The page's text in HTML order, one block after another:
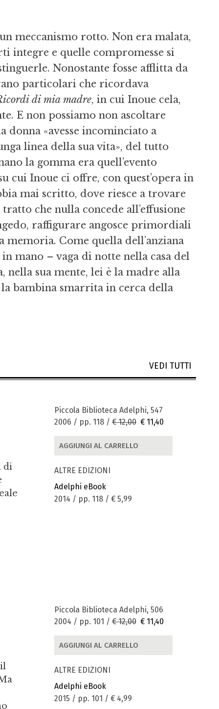
meccanismo rotto. Non era malata,
integre e quelle compromesse si
Nonostante fosse afflitta da
particolari che ricordava
di mia madre, in cui Inoue cela,
E non possiamo non ascoltare
donna «avesse incominciato a
linea della sua vita», del tutto
la gomma era quell’evento
cui Inoue ci offre, con quest’opera in
mai scritto, dove riesce a trovare
che nulla concede all’effusione
raffigurare angosce primordiali
Come quella dell’anziana
mano – vaga di notte nella casa del
nella sua mente, lei è la madre alla
bambina smarrita in cerca della
VEDI TUTTI
di
Piccola Biblioteca Adelphi, 547
2006 / pp. 118 / € 12,00 € 11,40
AGGIUNGI AL CARRELLO
ALTRE EDIZIONI
Adelphi eBook
2014 / pp. 118 / € 5,99
Piccola Biblioteca Adelphi, 506
2004 / pp. 101 / € 12,00 € 11,40
AGGIUNGI AL CARRELLO
ALTRE EDIZIONI
Adelphi eBook
2015 / pp. 101 / € 4,99